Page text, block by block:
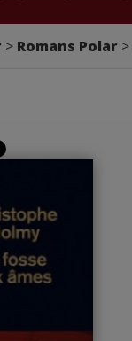
Romans Polar